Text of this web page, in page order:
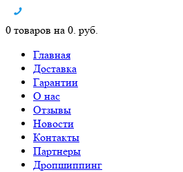
0 товаров на 0. руб.
Главная
Доставка
Гарантии
О нас
Отзывы
Новости
Контакты
Партнеры
Дропшиппинг